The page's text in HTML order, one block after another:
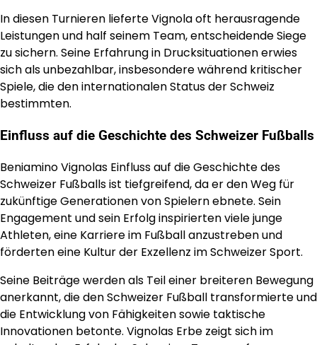
In diesen Turnieren lieferte Vignola oft herausragende
Leistungen und half seinem Team, entscheidende Siege
zu sichern. Seine Erfahrung in Drucksituationen erwies
sich als unbezahlbar, insbesondere während kritischer
Spiele, die den internationalen Status der Schweiz
bestimmten.
Einfluss auf die Geschichte des Schweizer Fußballs
Beniamino Vignolas Einfluss auf die Geschichte des
Schweizer Fußballs ist tiefgreifend, da er den Weg für
zukünftige Generationen von Spielern ebnete. Sein
Engagement und sein Erfolg inspirierten viele junge
Athleten, eine Karriere im Fußball anzustreben und
förderten eine Kultur der Exzellenz im Schweizer Sport.
Seine Beiträge werden als Teil einer breiteren Bewegung
anerkannt, die den Schweizer Fußball transformierte und
die Entwicklung von Fähigkeiten sowie taktische
Innovationen betonte. Vignolas Erbe zeigt sich im